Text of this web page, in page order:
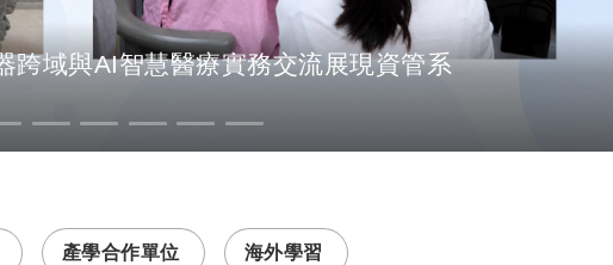
跨域與AI智慧醫療實務交流展現資管系
產學合作單位 海外學習